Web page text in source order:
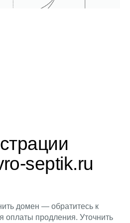
septik.ru
домен — обратитесь к
оплаты продления. Уточнить